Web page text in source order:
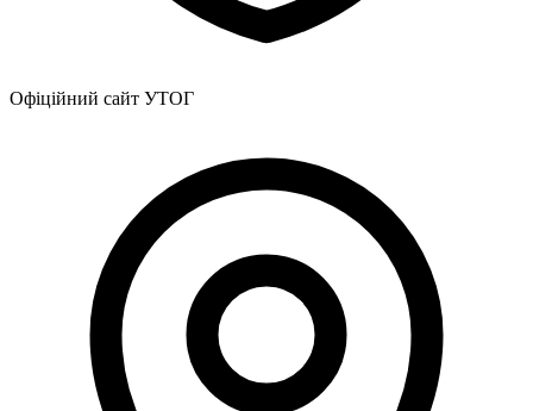
Івано-Франківська область
Кіровоградська область
Одеська область
Полтавська область
Рівненська область
Сумська область
Тернопільська область
Харківська область
Херсонська область
Хмельницька область
Черкаська область
Офіційний сайт УТОГ